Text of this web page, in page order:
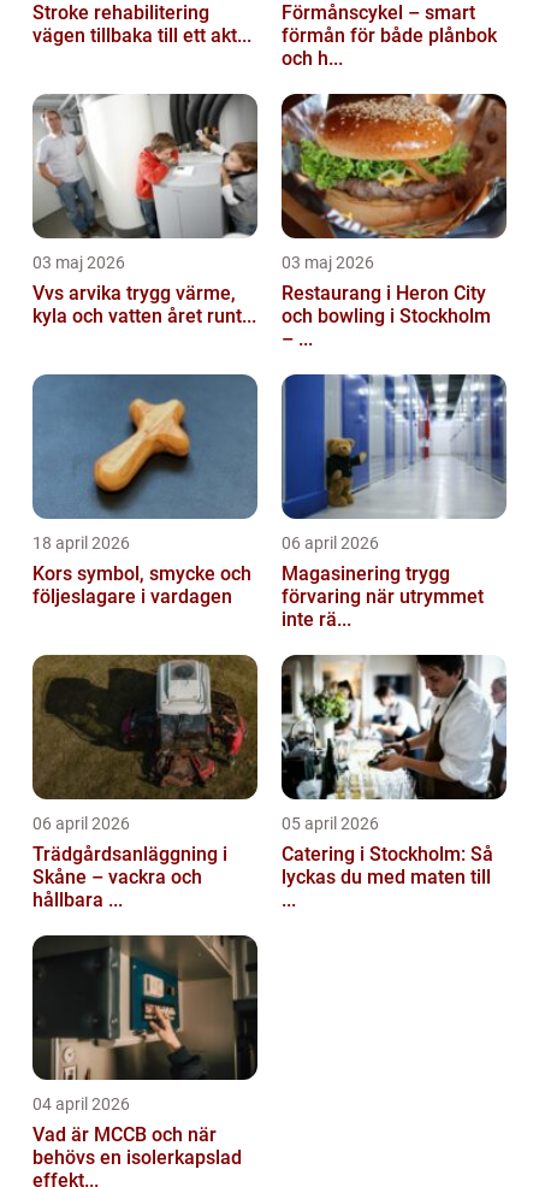
Stroke rehabilitering
vägen tillbaka till ett akt...
Förmånscykel – smart
förmån för både plånbok
och h...
03 maj 2026
Vvs arvika trygg värme,
kyla och vatten året runt...
03 maj 2026
Restaurang i Heron City
och bowling i Stockholm
– ...
18 april 2026
Kors symbol, smycke och
följeslagare i vardagen
06 april 2026
Magasinering trygg
förvaring när utrymmet
inte rä...
06 april 2026
Trädgårdsanläggning i
Skåne – vackra och
hållbara ...
05 april 2026
Catering i Stockholm: Så
lyckas du med maten till
...
04 april 2026
Vad är MCCB och när
behövs en isolerkapslad
effekt...